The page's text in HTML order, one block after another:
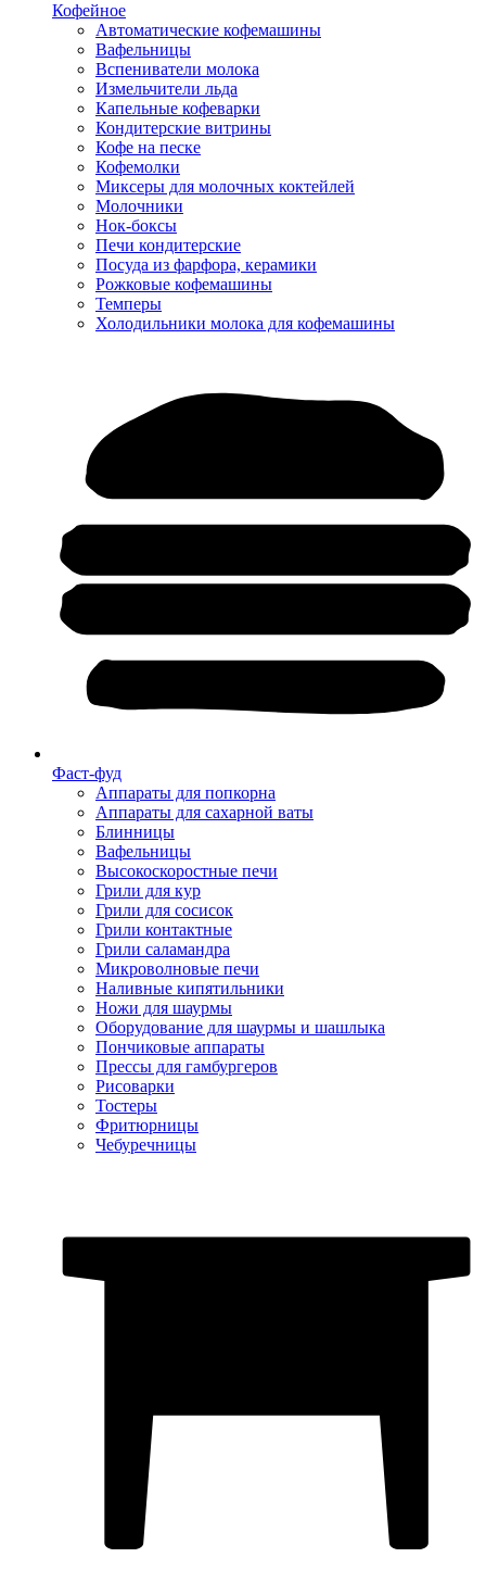
Кофейное
Автоматические кофемашины
Вафельницы
Вспениватели молока
Измельчители льда
Капельные кофеварки
Кондитерские витрины
Кофе на песке
Кофемолки
Миксеры для молочных коктейлей
Молочники
Нок-боксы
Печи кондитерские
Посуда из фарфора, керамики
Рожковые кофемашины
Темперы
Холодильники молока для кофемашины
Фаст-фуд
Аппараты для попкорна
Аппараты для сахарной ваты
Блинницы
Вафельницы
Высокоскоростные печи
Грили для кур
Грили для сосисок
Грили контактные
Грили саламандра
Микроволновые печи
Наливные кипятильники
Ножи для шаурмы
Оборудование для шаурмы и шашлыка
Пончиковые аппараты
Прессы для гамбургеров
Рисоварки
Тостеры
Фритюрницы
Чебуречницы